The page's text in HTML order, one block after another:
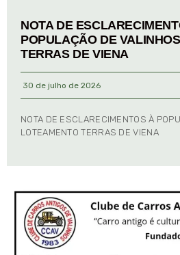
NOTA DE
POPULAÇÃO DE
TERRAS DE VIENA
30 de julho de 2026
NOTA DE ESCLARECIMENTOS À
LOTEAMENTO TERRAS DE VIENA